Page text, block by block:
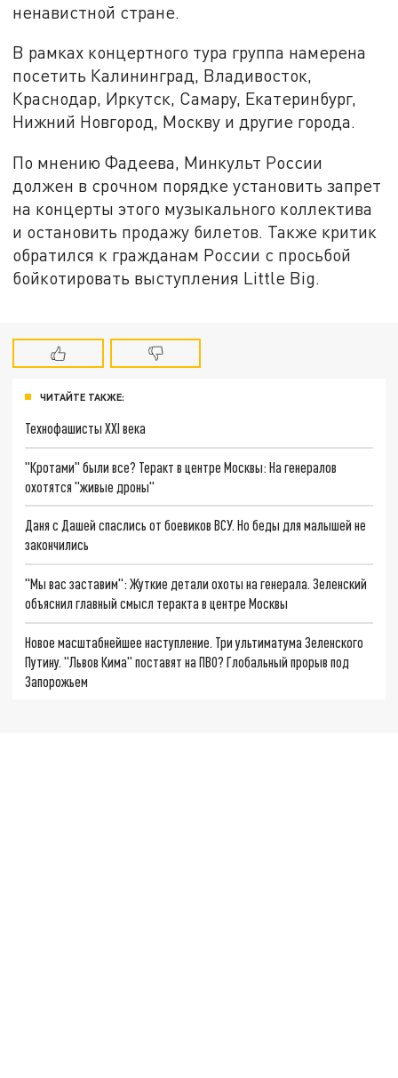
ненавистной стране.
В рамках концертного тура группа намерена
посетить Калининград, Владивосток,
Краснодар, Иркутск, Самару, Екатеринбург,
Нижний Новгород, Москву и другие города.
По мнению Фадеева, Минкульт России
должен в срочном порядке установить запрет
на концерты этого музыкального коллектива
и остановить продажу билетов. Также критик
обратился к гражданам России с просьбой
бойкотировать выступления Little Big.
ЧИТАЙТЕ ТАКЖЕ:
Технофашисты XXI века
"Кротами" были все? Теракт в центре Москвы: На генералов
охотятся "живые дроны"
Даня с Дашей спаслись от боевиков ВСУ. Но беды для малышей не
закончились
"Мы вас заставим": Жуткие детали охоты на генерала. Зеленский
объяснил главный смысл теракта в центре Москвы
Новое масштабнейшее наступление. Три ультиматума Зеленского
Путину. "Львов Кима" поставят на ПВО? Глобальный прорыв под
Запорожьем